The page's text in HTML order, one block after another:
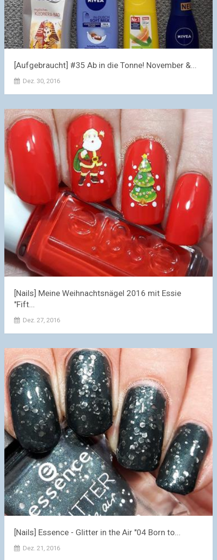
[Aufgebraucht] #35 Ab in die Tonne! November &...
Dez. 30, 2016
[Nails] Meine Weihnachtsnägel 2016 mit Essie
"Fift...
Dez. 27, 2016
[Nails] Essence - Glitter in the Air "04 Born to...
Dez. 21, 2016